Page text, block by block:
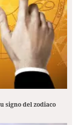
signo del zodiaco